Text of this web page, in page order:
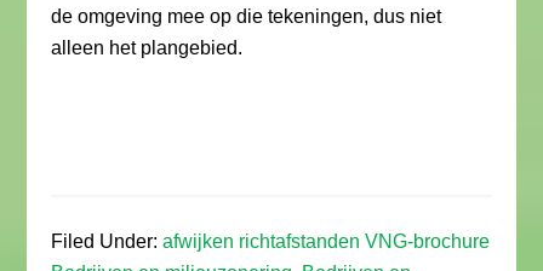
de omgeving mee op die tekeningen, dus niet
alleen het plangebied.
Filed Under:afwijken richtafstanden VNG-brochure